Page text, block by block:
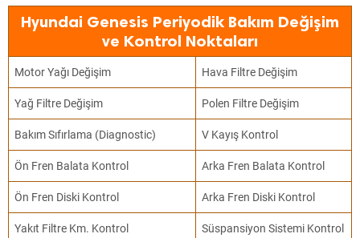
Hyundai Genesis Periyodik Bakım Değişim
ve Kontrol Noktaları
Motor Yağı Değişim Hava Filtre Değişim
Yağ Filtre Değişim Polen Filtre Değişim
Bakım Sıfırlama (Diagnostic) V Kayış Kontrol
Ön Fren Balata Kontrol Arka Fren Balata Kontrol
Ön Fren Diski Kontrol Arka Fren Diski Kontrol
Yakıt Filtre Km. Kontrol Süspansiyon Sistemi Kontrol